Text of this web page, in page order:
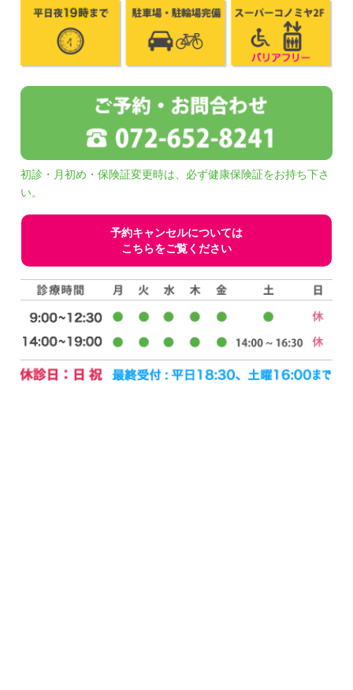
初診・月初め・保険証変更時は、必ず健康保険証をお持ち下さ
い。
予約キャンセルについては
こちらをご覧ください